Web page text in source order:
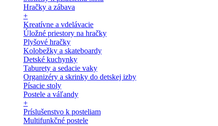
Hračky a zábava
+
Kreatívne a vdelávacie
Úložné priestory na hračky
Plyšové hračky
Kolobežky a skateboardy
Detské kuchynky
Taburety a sedacie vaky
Organizéry a skrinky do detskej izby
Písacie stoly
Postele a váľandy
+
Príslušenstvo k posteliam
Multifunkčné postele